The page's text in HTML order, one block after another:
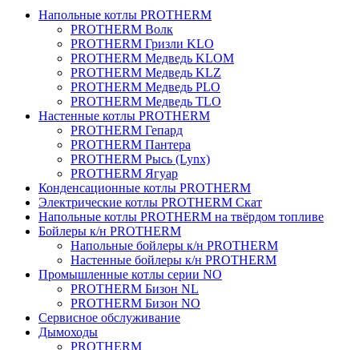
Напольные котлы PROTHERM
PROTHERM Волк
PROTHERM Гризли KLO
PROTHERM Медведь KLOM
PROTHERM Медведь KLZ
PROTHERM Медведь PLO
PROTHERM Медведь TLO
Настенные котлы PROTHERM
PROTHERM Гепард
PROTHERM Пантера
PROTHERM Рысь (Lynx)
PROTHERM Ягуар
Конденсационные котлы PROTHERM
Электрические котлы PROTHERM Скат
Напольные котлы PROTHERM на твёрдом топливе
Бойлеры к/н PROTHERM
Напольные бойлеры к/н PROTHERM
Настенные бойлеры к/н PROTHERM
Промышленные котлы серии NO
PROTHERM Бизон NL
PROTHERM Бизон NO
Сервисное обслуживание
Дымоходы
PROTHERM